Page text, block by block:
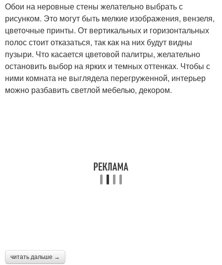
Обои на неровные стены желательно выбрать с
рисунком. Это могут быть мелкие изображения, вензеля,
цветочные принты. От вертикальных и горизонтальных
полос стоит отказаться, так как на них будут видны
пузыри. Что касается цветовой палитры, желательно
остановить выбор на ярких и темных оттенках. Чтобы с
ними комната не выглядела перегруженной, интерьер
можно разбавить светлой мебелью, декором.
читать дальше →